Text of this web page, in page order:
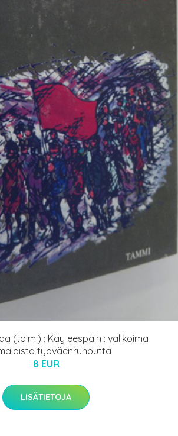
(toim.) : Käy eespäin : valikoima
työväenrunoutta
8 EUR
LISÄTIETOJA